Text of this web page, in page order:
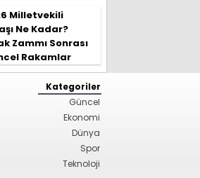
Milletvekili
Ne Kadar?
Zammı Sonrası
Rakamlar
Kategoriler
Güncel
Ekonomi
Dünya
Spor
Teknoloji